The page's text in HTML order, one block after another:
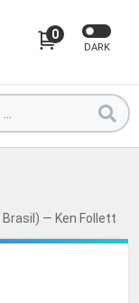
0
DARK
— Ken Follett